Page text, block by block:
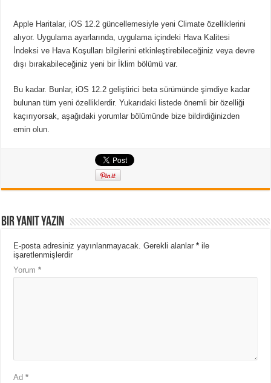
Apple Haritalar, iOS 12.2 güncellemesiyle yeni Climate özelliklerini
alıyor. Uygulama ayarlarında, uygulama içindeki Hava Kalitesi
İndeksi ve Hava Koşulları bilgilerini etkinleştirebileceğiniz veya devre
dışı bırakabileceğiniz yeni bir İklim bölümü var.
Bu kadar. Bunlar, iOS 12.2 geliştirici beta sürümünde şimdiye kadar
bulunan tüm yeni özelliklerdir. Yukarıdaki listede önemli bir özelliği
kaçırıyorsak, aşağıdaki yorumlar bölümünde bize bildirdiğinizden
emin olun.
Bir yanıt yazın
E-posta adresiniz yayınlanmayacak. Gerekli alanlar* ile
işaretlenmişlerdir
Yorum*
Ad*